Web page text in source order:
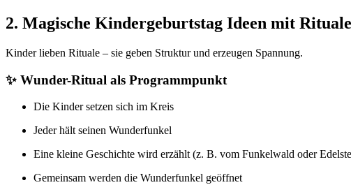
2. Magische Kindergeburtstag Ideen mit
Kinder lieben Rituale – sie geben Struktur und erzeugen Spannung.
✨ Wunder-Ritual als Programmpunkt
Die Kinder setzen sich im Kreis
Jeder hält seinen Wunderfunkel
Eine kleine Geschichte wird erzählt (z. B. vom Funkelwald oder
Gemeinsam werden die Wunderfunkel geöffnet